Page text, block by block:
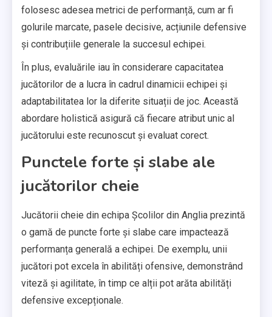
folosesc adesea metrici de performanță, cum ar fi
golurile marcate, pasele decisive, acțiunile defensive
și contribuțiile generale la succesul echipei.
În plus, evaluările iau în considerare capacitatea
jucătorilor de a lucra în cadrul dinamicii echipei și
adaptabilitatea lor la diferite situații de joc. Această
abordare holistică asigură că fiecare atribut unic al
jucătorului este recunoscut și evaluat corect.
Punctele forte și slabe ale
jucătorilor cheie
Jucătorii cheie din echipa Școlilor din Anglia prezintă
o gamă de puncte forte și slabe care impactează
performanța generală a echipei. De exemplu, unii
jucători pot excela în abilități ofensive, demonstrând
viteză și agilitate, în timp ce alții pot arăta abilități
defensive excepționale.